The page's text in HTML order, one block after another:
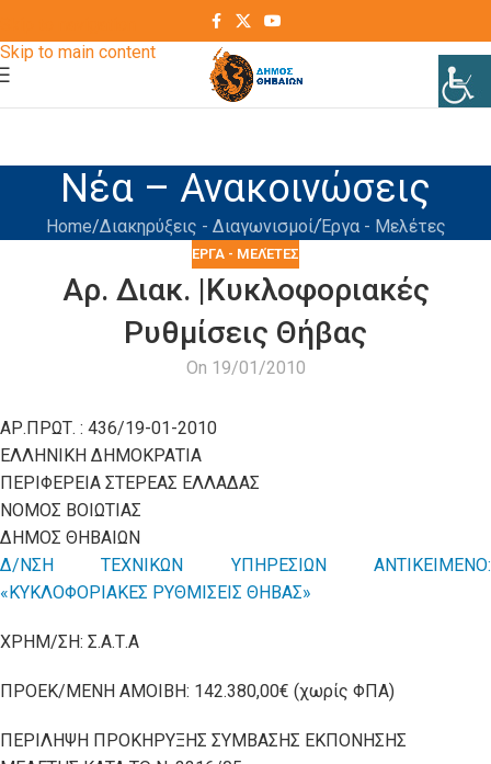
Skip to main content
Νέα – Ανακοινώσεις
Home Διακηρύξεις - Διαγωνισμοί Έργα - Μελέτες
ΈΡΓΑ - ΜΕΛΈΤΕΣ
Αρ. Διακ. |Κυκλοφοριακές
Ρυθμίσεις Θήβας
On 19/01/2010
ΑΡ.ΠΡΩΤ. : 436/19-01-2010
ΕΛΛΗΝΙΚΗ ΔΗΜΟΚΡΑΤΙΑ
ΠΕΡΙΦΕΡΕΙΑ ΣΤΕΡΕΑΣ ΕΛΛΑΔΑΣ
ΝΟΜΟΣ ΒΟΙΩΤΙΑΣ
ΔΗΜΟΣ ΘΗΒΑΙΩΝ
Δ/ΝΣΗ ΤΕΧΝΙΚΩΝ ΥΠΗΡΕΣΙΩΝ ΑΝΤΙΚΕΙΜΕΝΟ:
«ΚΥΚΛΟΦΟΡΙΑΚΕΣ ΡΥΘΜΙΣΕΙΣ ΘΗΒΑΣ»
ΧΡΗΜ/ΣΗ: Σ.Α.Τ.Α
ΠΡΟΕΚ/ΜΕΝΗ ΑΜΟΙΒΗ: 142.380,00€ (χωρίς ΦΠΑ)
ΠΕΡΙΛΗΨΗ ΠΡΟΚΗΡΥΞΗΣ ΣΥΜΒΑΣΗΣ ΕΚΠΟΝΗΣΗΣ